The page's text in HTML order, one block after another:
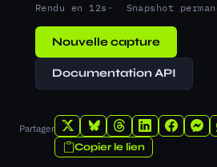
Rendu en 12s Snapshot
Nouvelle capture
Documentation API
Partager
Copier le lien